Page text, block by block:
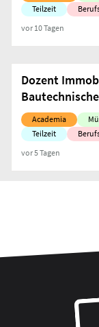
Teilzeit
vor 10 Tagen
Dozent
Academia
Teilzeit
vor 5 Tagen